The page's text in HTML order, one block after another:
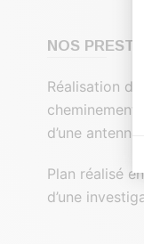
NOS
Réalisation
cheminement
d’une antenne
Plan réalisé
d’une